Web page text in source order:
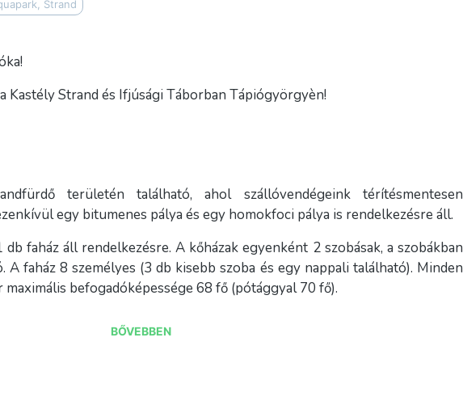
Strand
Kastély Strand és Ifjúsági Táborban Tápiógyörgyèn!
területén található, ahol szállóvendégeink térítésmentesen
egy bitumenes pálya és egy homokfoci pálya is rendelkezésre áll.
faház áll rendelkezésre. A kőházak egyenként 2 szobásak, a szobákban
A faház 8 személyes (3 db kisebb szoba és egy nappali található). Minden
befogadóképessége 68 fő (pótággyal 70 fő).
főzési, bográcsozási lehetőség van. Bográcsot és állványt tudunk
nyársbotot. A további konyhai eszközöket szükséges magukkal hozni.
BŐVEBBEN